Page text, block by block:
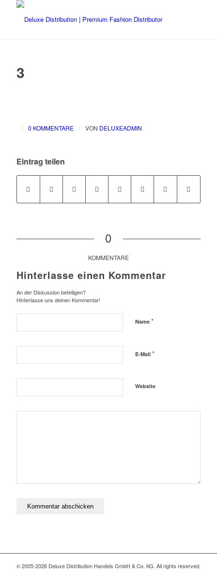
3
/ 0 KOMMENTARE / VON DELUXEADMIN
Eintrag teilen
0
KOMMENTARE
Hinterlasse einen Kommentar
An der Diskussion beteiligen?
Hinterlasse uns deinen Kommentar!
Name *
E-Mail *
Website
© 2005-2026 Deluxe Distribution Handels GmbH & Co. KG. All rights reserved,